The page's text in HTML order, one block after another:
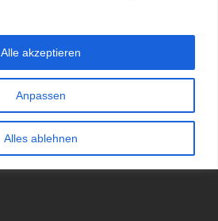
Anpassen
Alles ablehnen
Alle akzeptieren